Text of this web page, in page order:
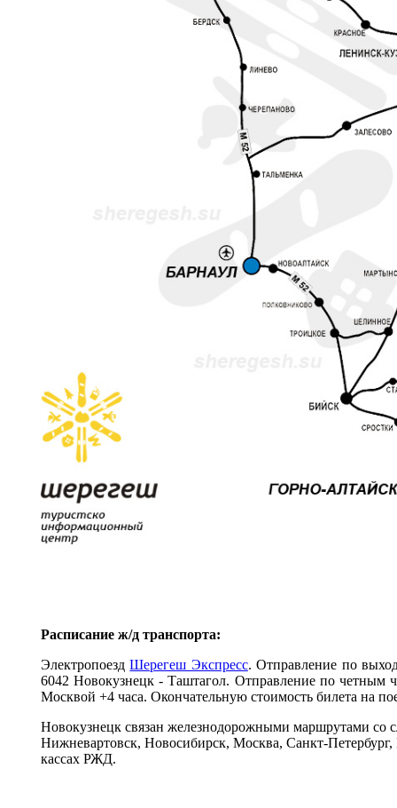
Расписание ж/д транспорта:
ЭлектропоездШерегеш Экспресс. Отправление по
6042 Новокузнецк - Таштагол. Отправление по четным
Москвой +4 часа. Окончательную стоимость билета на
Новокузнецк связан железнодорожными маршрутами со
Нижневартовск, Новосибирск, Москва, Санкт-
кассах РЖД.